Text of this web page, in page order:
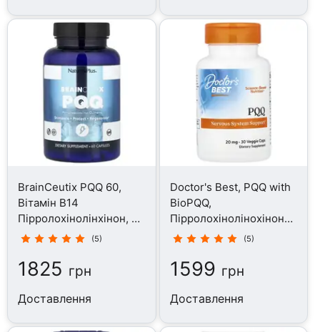
BrainCeutix PQQ 60,
Вітамін B14
Пірролохінолінхінон, 60
капсул
(5)
1825 грн
Доставлення
Doctor's Best, PQQ with
BioPQQ,
Пірролохінолінохінон
20 мг, 30 капсул
(5)
1599 грн
Доставлення